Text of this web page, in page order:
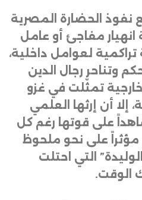
نفوذ الحضارة المصرية
انهيار مفاجئ أو عامل
لعوامل داخلية،
وتناحر رجال الدين
تمثّلت في غزو
إلا أن إرثها العلمي
على قوتها رغم كل
على نحو ملحوظ
التي احتلت
الوقت.